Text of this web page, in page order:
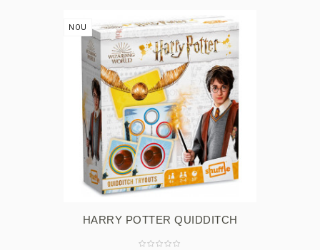
NOU
HARRY POTTER QUIDDITCH